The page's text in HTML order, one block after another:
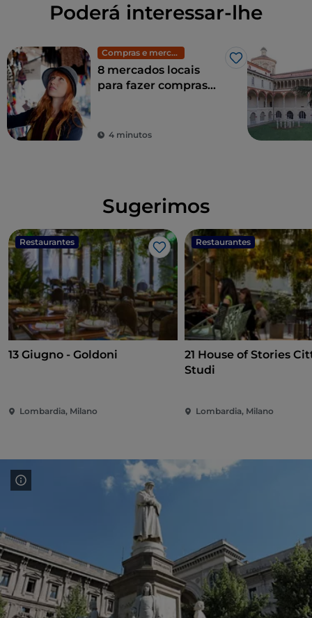
Poderá interessar-lhe
Compras e mercados
Gosto
8 mercados locais
para fazer compras
baixos
4 minutos
Sugerimos
Restaurantes
Gosto
13 Giugno - Goldoni
Lombardia, Milano
Restaurantes
21 House of Stories
Studi
Lombardia, Milano